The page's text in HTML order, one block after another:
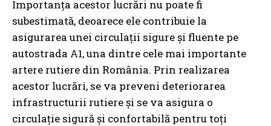
Importanța acestor lucrări nu poate fi
subestimată, deoarece ele contribuie la
asigurarea unei circulații sigure și fluente pe
autostrada A1, una dintre cele mai importante
artere rutiere din România. Prin realizarea
acestor lucrări, se va preveni deteriorarea
infrastructurii rutiere și se va asigura o
circulație sigură și confortabilă pentru toți